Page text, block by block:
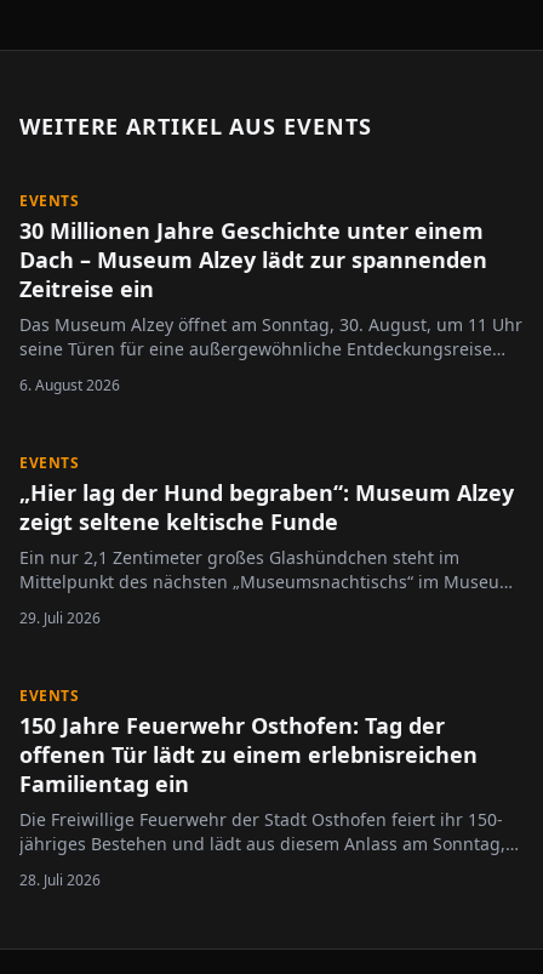
WEITERE ARTIKEL AUS EVENTS
EVENTS
30 Millionen Jahre Geschichte unter einem
Dach – Museum Alzey lädt zur spannenden
Zeitreise ein
Das Museum Alzey öffnet am Sonntag, 30. August, um 11 Uhr
seine Türen für eine außergewöhnliche Entdeckungsreise
6. August 2026
EVENTS
„Hier lag der Hund begraben“: Museum Alzey
zeigt seltene keltische Funde
Ein nur 2,1 Zentimeter großes Glashündchen steht im
Mittelpunkt des nächsten „Museumsnachtischs“ im Museum
Alzey. Unter dem Titel „Hier lag der Hund begraben“ widmet
sich die Veranstaltung am 11. August 2026 dem
29. Juli 2026
EVENTS
150 Jahre Feuerwehr Osthofen: Tag der
offenen Tür lädt zu einem erlebnisreichen
Familientag ein
Die Freiwillige Feuerwehr der Stadt Osthofen feiert ihr 150-
jähriges Bestehen und lädt aus diesem Anlass am Sonntag,
6. September 2026, von 10 bis 17 Uhr zum Tag der offenen
Tür ein. Besucherinnen und Besucher erwartet ein
28. Juli 2026